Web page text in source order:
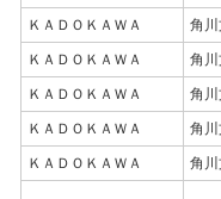
ＫＡＤＯＫＡＷＡ 角
ＫＡＤＯＫＡＷＡ 角
ＫＡＤＯＫＡＷＡ 角
ＫＡＤＯＫＡＷＡ 角
ＫＡＤＯＫＡＷＡ 角